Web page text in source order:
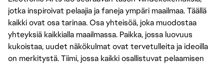
jotka inspiroivat pelaajia ja faneja ympäri maailmaa. Täällä
kaikki ovat osa tarinaa. Osa yhteisöä, joka muodostaa
yhteyksiä kaikkialla maailmassa. Paikka, jossa luovuus
kukoistaa, uudet näkökulmat ovat tervetulleita ja ideoilla
on merkitystä. Tiimi, jossa kaikki osallistuvat pelaamisen